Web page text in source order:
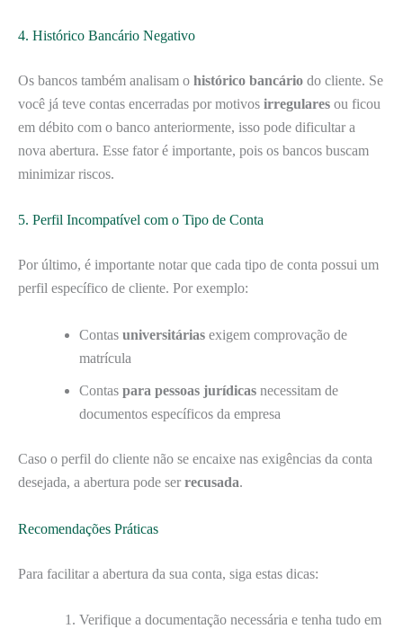
4. Histórico Bancário Negativo
Os bancos também analisam o histórico bancário do cliente. Se
você já teve contas encerradas por motivos irregulares ou ficou
em débito com o banco anteriormente, isso pode dificultar a
nova abertura. Esse fator é importante, pois os bancos buscam
minimizar riscos.
5. Perfil Incompatível com o Tipo de Conta
Por último, é importante notar que cada tipo de conta possui um
perfil específico de cliente. Por exemplo:
Contas universitárias exigem comprovação de
matrícula
Contas para pessoas jurídicas necessitam de
documentos específicos da empresa
Caso o perfil do cliente não se encaixe nas exigências da conta
desejada, a abertura pode ser recusada.
Recomendações Práticas
Para facilitar a abertura da sua conta, siga estas dicas:
Verifique a documentação necessária e tenha tudo em